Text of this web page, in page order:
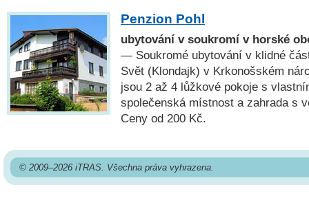
Penzion Pohl
ubytování v soukromí v horské
— Soukromé ubytování v klidné
Svět (Klondajk) v Krkonošském
jsou 2 až 4 lůžkové pokoje s
společenská místnost a zahrada s
Ceny od 200 Kč.
© 2009–2026 iTRAS. Všechna práva vyhrazena.